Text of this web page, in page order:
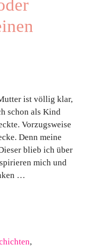
ist völlig klar,
schon als Kind
Vorzugsweise
Denn meine
blieb ich über
mich und
…
,